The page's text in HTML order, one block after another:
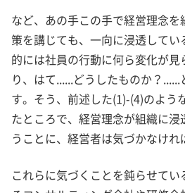
など、あの手この手で経営理念
策を講じても、一向に浸透して
的には社員の行動に何ら変化が
り、はて......どうしたものか？
す。そう、前述した(1)-(4)のよう
たところで、経営理念が組織に
うことに、経営者は気づかなけれ
これらに気づくことを鈍らせて